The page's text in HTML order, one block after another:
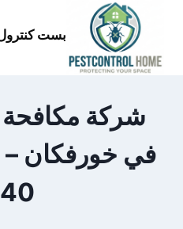
المحتوى
بست
شركة مكافحة
في خورفكان
40%